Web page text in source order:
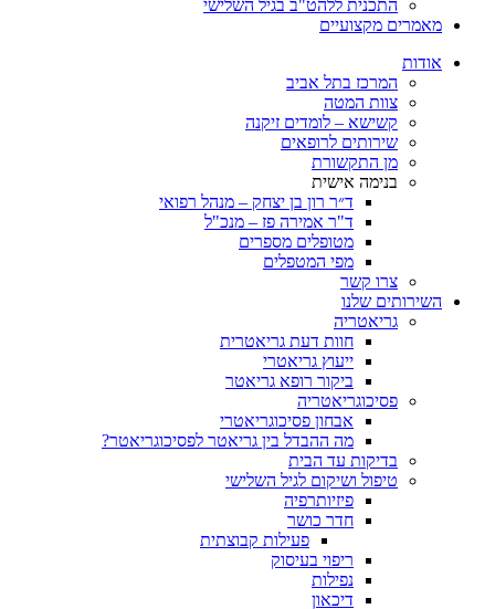
התכנית ללהט"ב בגיל השלישי
מקצועיים
המרכז בתל אביב
צוות המטה
קשישא – לומדים זיקנה
שירותים לרופאים
מן התקשורת
בנימה אישית
ד״ר רון בן יצחק – מנהל רפואי
ד"ר אמירה פז – מנכ"ל
מטופלים מספרים
מפי המטפלים
שלנו
גריאטריה
חוות דעת גריאטרית
ייעוץ גריאטרי
ביקור רופא גריאטר
פסיכוגריאטריה
אבחון פסיכוגריאטרי
מה ההבדל בין גריאטר לפסיכוגריאטר?
בדיקות עד הבית
טיפול ושיקום לגיל השלישי
פיזיותרפיה
חדר כושר
פעילות קבוצתית
ריפוי בעיסוק